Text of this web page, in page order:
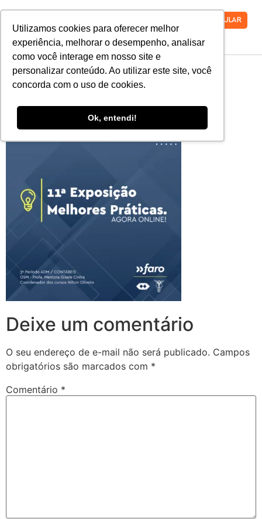
Utilizamos cookies para oferecer melhor
experiência, melhorar o desempenho, analisar
como você interage em nosso site e
personalizar conteúdo. Ao utilizar este site, você
concorda com o uso de cookies.
Ok, entendi!
VESTIBULAR
MPO-2020-
1080×1080-1
Deixe um comentário
O seu endereço de e-mail não será publicado. Campos
obrigatórios são marcados com *
Comentário *